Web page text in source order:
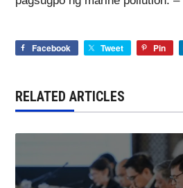
Facebook Tweet Pin
RELATED ARTICLES